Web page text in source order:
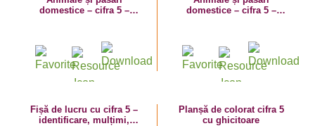
domestice – cifra 5 –
trasează!
domestice – cifra 5 –
Fișă de lucru cu cifra 5 –
identificare, mulțimi,
Planșă de colorat cifra 5
cu ghicitoare